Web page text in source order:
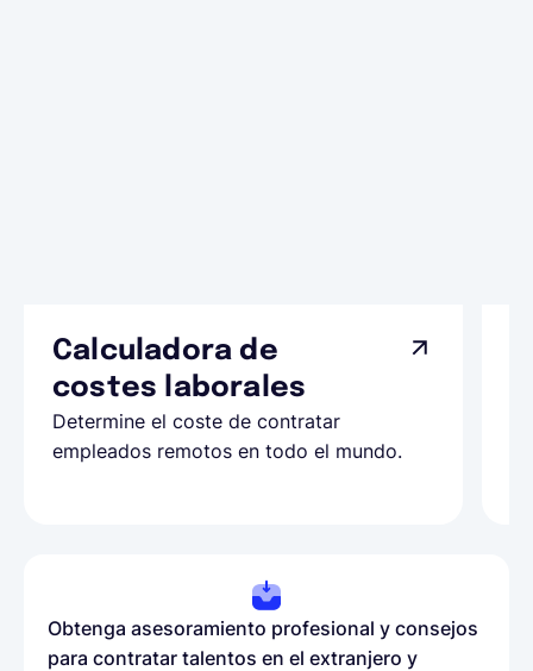
Calculadora de
costes laborales
Determine el coste de contratar
empleados remotos en todo el mundo.
Obtenga asesoramiento profesional y consejos
para contratar talentos en el extranjero y